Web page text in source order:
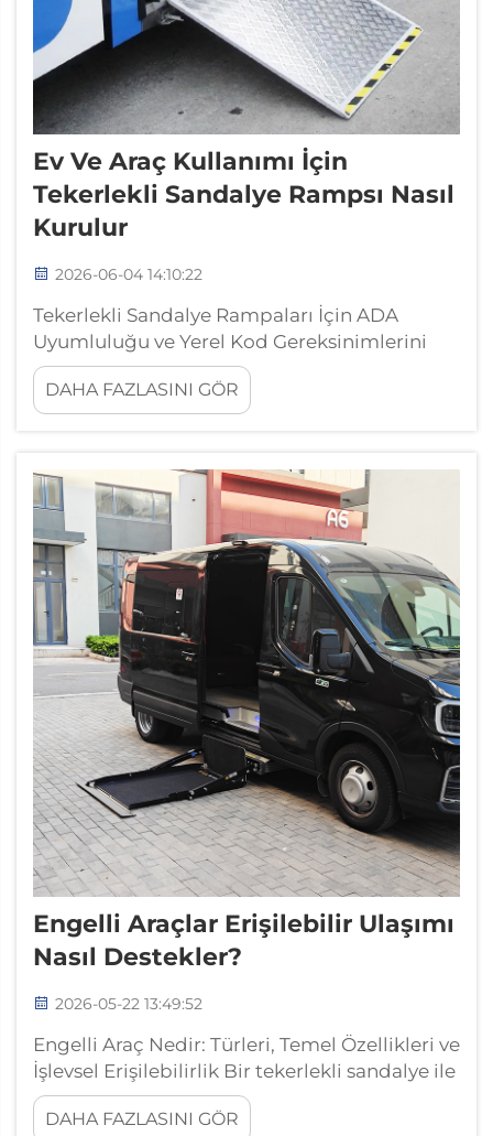
Ev Ve Araç Kullanımı İçin
Tekerlekli Sandalye Rampsı Nasıl
Kurulur
2026-06-04 14:10:22
Tekerlekli Sandalye Rampaları İçin ADA
Uyumluluğu ve Yerel Kod Gereksinimlerini
Anlamak: 1:12 Eğim Kuralı, Maksimum
Yükseklik ve Minimum Genişlik Standartları.
Uyumlu bir tekerlekli sandalye rampası,
gereksinimlerine uymalıdır: her...
DAHA FAZLASINI GÖR
Engelli Araçlar Erişilebilir Ulaşımı
Nasıl Destekler?
2026-05-22 13:49:52
Engelli Araç Nedir: Türleri, Temel Özellikleri ve
İşlevsel Erişilebilirlik Bir tekerlekli sandalye ile
kullanılabilen araç (WAV)—genellikle engelli
araç olarak adlandırılır—yapısal olarak
DAHA FAZLASINI GÖR